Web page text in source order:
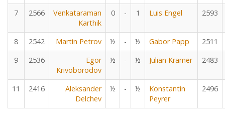
7 2566
Venkataraman
Karthik
0 - 1 Luis Engel 2593
8 2542 Martin Petrov ½ - ½ Gabor Papp
2511
9
2536
Egor
Krivoborodov
½ - ½ Julian Kramer 2483
11 2416
Aleksander
Delchev
½ - ½
Konstantin
Peyrer
2496